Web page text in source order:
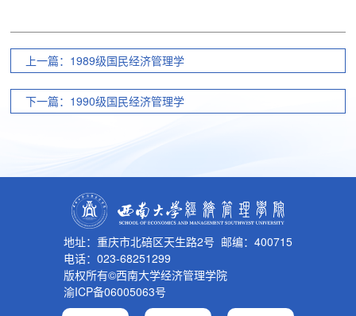
上一篇：1989级国民经济管理学
下一篇：1990级国民经济管理学
地址：重庆市北碚区天生路2号 邮编：400715
电话：023-68251299
版权所有©西南大学经济管理学院
渝ICP备06005063号